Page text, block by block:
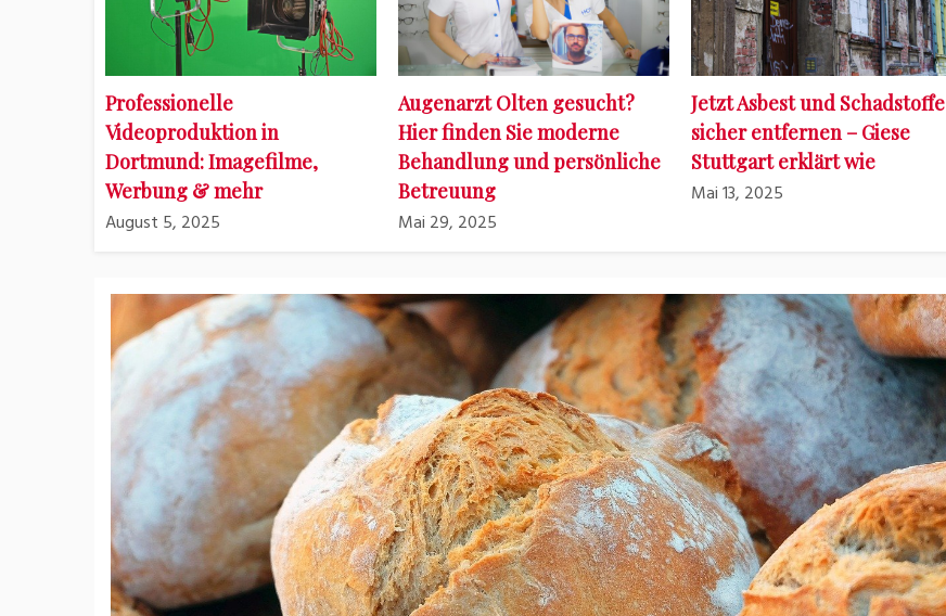
Professionelle
Videoproduktion in
Dortmund: Imagefilme,
Werbung & mehr
August 5, 2025
Augenarzt Olten gesucht?
Hier finden Sie moderne
Behandlung und persönliche
Betreuung
Mai 29, 2025
Jetzt Asbest und Schadstoffe
sicher entfernen – Giese
Stuttgart erklärt wie
Mai 13, 2025